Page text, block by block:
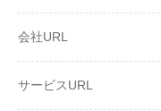
会社URL
サービスURL